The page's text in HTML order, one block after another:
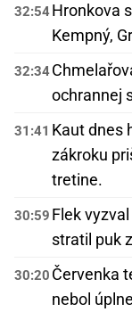
32:54Hronkova
Kempný,
32:34
ochrannej
31:41 Kaut dnes
zákroku
tretine.
30:59 Flek
stratil puk
30:20 Červenka
nebol